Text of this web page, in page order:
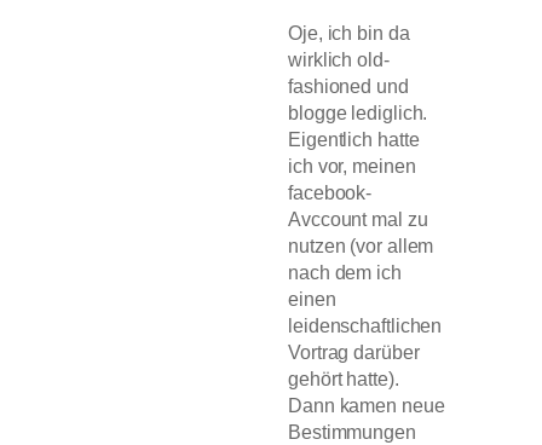
Oje, ich bin da
wirklich old-
fashioned und
blogge lediglich.
Eigentlich hatte
ich vor, meinen
facebook-
Avccount mal zu
nutzen (vor allem
nach dem ich
einen
leidenschaftlichen
Vortrag darüber
gehört hatte).
Dann kamen neue
Bestimmungen